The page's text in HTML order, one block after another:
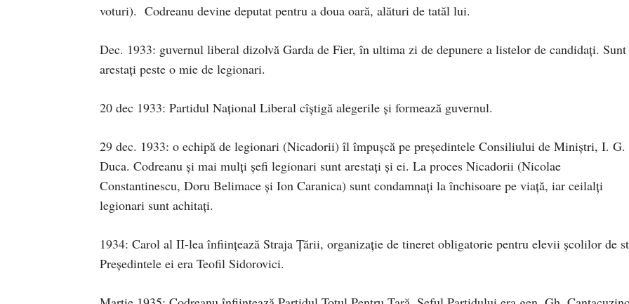
voturi). Codreanu devine deputat pentru a doua oară, alături de tatăl lui.
Dec. 1933: guvernul liberal dizolvă Garda de Fier, în ultima zi de depunere a listelor de candidaţi. Sunt
arestaţi peste o mie de legionari.
20 dec 1933: Partidul Naţional Liberal cîştigă alegerile şi formează guvernul.
29 dec. 1933: o echipă de legionari (Nicadorii) îl împuşcă pe preşedintele Consiliului de Miniştri, I. G.
Duca. Codreanu şi mai mulţi şefi legionari sunt arestaţi şi ei. La proces Nicadorii (Nicolae
Constantinescu, Doru Belimace şi Ion Caranica) sunt condamnaţi la închisoare pe viaţă, iar ceilalţi
legionari sunt achitaţi.
1934: Carol al II-lea înfiinţează Straja Ţării, organizaţie de tineret obligatorie pentru elevii şcolilor de
Preşedintele ei era Teofil Sidorovici.